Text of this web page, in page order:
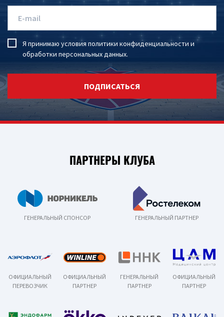
Я принимаю условия политики конфиденциальности и
обработки персональных данных.
ПОДПИСАТЬСЯ
ПАРТНЕРЫ КЛУБА
ГЕНЕРАЛЬНЫЙ СПОНСОР ГЕНЕРАЛЬНЫЙ ПАРТНЕР
ОФИЦИАЛЬНЫЙ
ПЕРЕВОЗЧИК
ОФИЦИАЛЬНЫЙ
ПАРТНЕР
ГЕНЕРАЛЬНЫЙ
ПАРТНЕР
ОФИЦИАЛЬНЫЙ
ПАРТНЕР